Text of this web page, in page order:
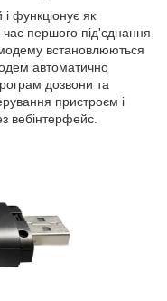
функціонує як
першого під'єднання
встановлюються
автоматично
дозвони та
пристроєм і
вебінтерфейс.